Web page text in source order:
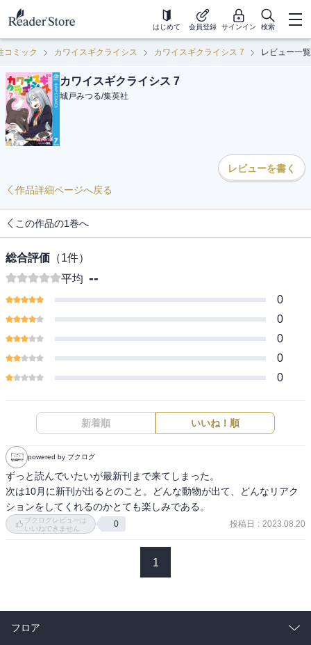
はじめて 会員登録 サインイン 検索
コミック カワイスギクライシス カワイスギクライシス 7 レビュー一覧
カワイスギクライシス 7
城戸みつる/集英社
レビューを書く
作品詳細ページへ戻る
この作品の1巻へ
総合評価 （1件）
平均 --
0
0
0
0
0
新着順 いいね！順
powered by ブクログ
ずっと読んでいたいが最新刊まで来てしまった。
次は10月に新刊が出るとのこと。どんな動物が出て、どんなリアク
ションをしてくれるのかとても楽しみである。
ブクログレビューは
いいねできません
0 投稿日 : 2023.08.20
1
フロア